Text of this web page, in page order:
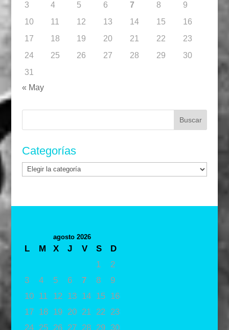
3
4 5 6 7 8
9
10
11 12 13 14 15
16
17
18 19 20 21 22
23
24
25 26 27 28 29
30
31
« May
Categorías
Categorías
agosto 2026
L M X J V S
D
1
2
3
4 5 6 7 8
9
10
11 12 13 14 15
16
17
18 19 20 21 22
23
24
25 26 27 28 29 30